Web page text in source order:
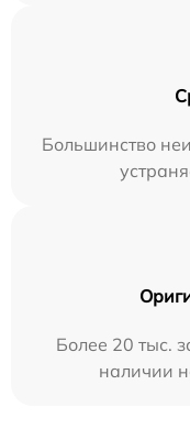
Большинство
Более 20 тыс.
наличии